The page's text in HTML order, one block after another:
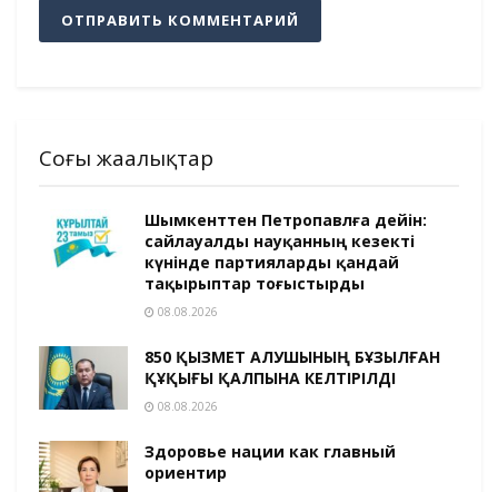
Соңғы жаңалықтар
Шымкенттен Петропавлға дейін:
сайлауалды науқанның кезекті
күнінде партияларды қандай
тақырыптар тоғыстырды
08.08.2026
850 ҚЫЗМЕТ АЛУШЫНЫҢ БҰЗЫЛҒАН
ҚҰҚЫҒЫ ҚАЛПЫНА КЕЛТІРІЛДІ
08.08.2026
Здоровье нации как главный
ориентир